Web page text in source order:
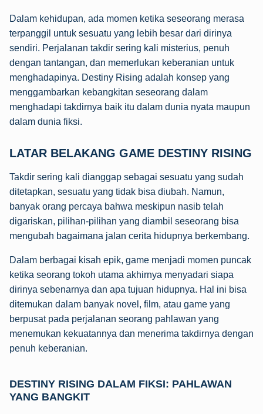
Dalam kehidupan, ada momen ketika seseorang merasa
terpanggil untuk sesuatu yang lebih besar dari dirinya
sendiri. Perjalanan takdir sering kali misterius, penuh
dengan tantangan, dan memerlukan keberanian untuk
menghadapinya. Destiny Rising adalah konsep yang
menggambarkan kebangkitan seseorang dalam
menghadapi takdirnya baik itu dalam dunia nyata maupun
dalam dunia fiksi.
LATAR BELAKANG GAME DESTINY RISING
Takdir sering kali dianggap sebagai sesuatu yang sudah
ditetapkan, sesuatu yang tidak bisa diubah. Namun,
banyak orang percaya bahwa meskipun nasib telah
digariskan, pilihan-pilihan yang diambil seseorang bisa
mengubah bagaimana jalan cerita hidupnya berkembang.
Dalam berbagai kisah epik, game menjadi momen puncak
ketika seorang tokoh utama akhirnya menyadari siapa
dirinya sebenarnya dan apa tujuan hidupnya. Hal ini bisa
ditemukan dalam banyak novel, film, atau game yang
berpusat pada perjalanan seorang pahlawan yang
menemukan kekuatannya dan menerima takdirnya dengan
penuh keberanian.
DESTINY RISING DALAM FIKSI: PAHLAWAN
YANG BANGKIT